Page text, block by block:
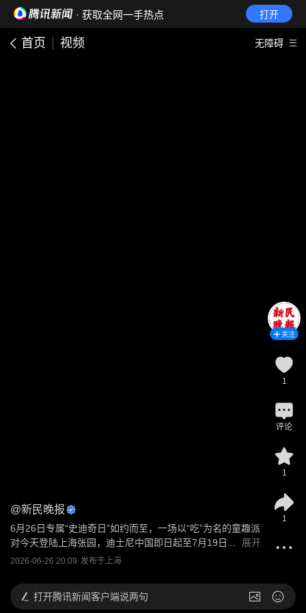
· 获取全网一手热点 打开
首页 视频 无障碍
@新民晚报
6月26日专属“史迪奇日”如约而至，一场以“吃”为名的童趣派
对今天登陆上海张园，迪士尼中国即日起至7月19日...
展开
2026-06-26 20:09 发布于上海
关注
1
评论
1
1
打开腾讯新闻客户端说两句